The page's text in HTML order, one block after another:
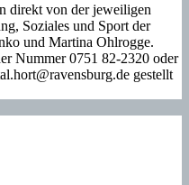
direkt von der jeweiligen
Soziales und Sport der
und Martina Ohlrogge.
Nummer 0751 82-2320 oder
gestellt